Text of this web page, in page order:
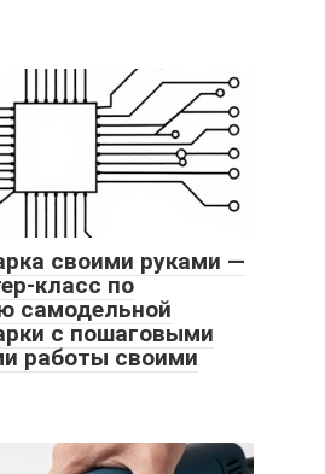
своими руками —
класс по
самодельной
с пошаговыми
работы своими